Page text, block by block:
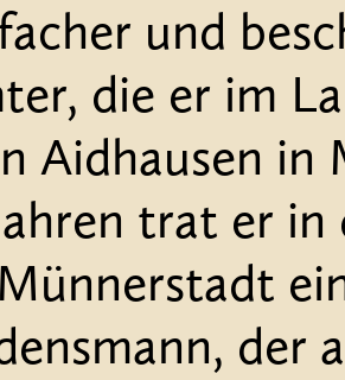
und
die er im
Aidhausen in
trat er
der